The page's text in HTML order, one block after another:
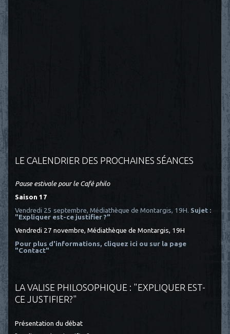
LE CALENDRIER DES PROCHAINES SÉANCES
Pause estivale pour le Café philo
Saison 17
Vendredi 25 septembre, Médiathèque de Montargis, 19H. Sujet :
"Expliquer est-ce justifier ?"
Vendredi 27 novembre, Médiathèque de Montargis, 19H
Pour plus d'informations, cliquez ici ou sur la page
"Contact"
LA VALISE PHILOSOPHIQUE : "EXPLIQUER EST-
CE JUSTIFIER?"
Présentation du débat